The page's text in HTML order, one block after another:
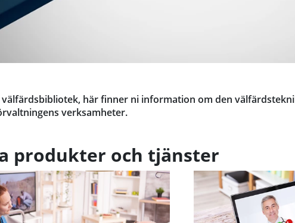
här finner ni information om den
verksamheter.
produkter och tjänster